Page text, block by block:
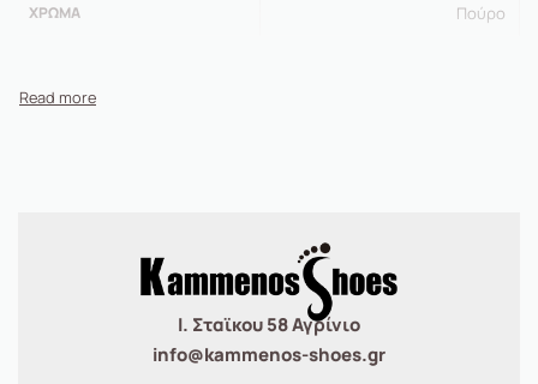
ΧΡΏΜΑ Πούρο
Ι. Σταϊκου 58 Αγρίνιο
info@kammenos-shoes.gr